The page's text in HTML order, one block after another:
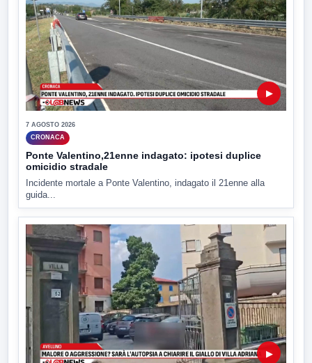
▶
7 AGOSTO 2026
CRONACA
Ponte Valentino,21enne indagato: ipotesi duplice
omicidio stradale
Incidente mortale a Ponte Valentino, indagato il 21enne alla
guida...
▶